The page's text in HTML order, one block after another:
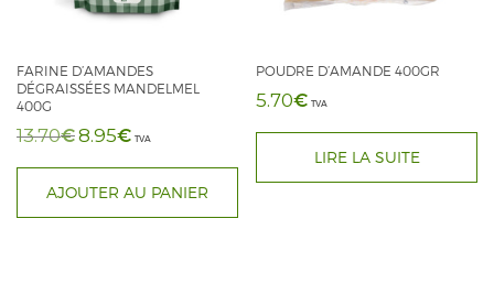
FARINE D’AMANDES
DÉGRAISSÉES MANDELMEL
400G
13.70€ Le
initial
était :
8.95€Le
actuel
est :
TVA
AJOUTER AU PANIER
POUDRE D’AMANDE 400GR
5.70€ TVA
LIRE LA SUITE